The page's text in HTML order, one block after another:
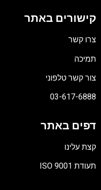
קישורים באתר
צרו קשר
תמיכה
צור קשר טלפוני
03-617-6888
דפים באתר
קצת עלינו
תעודת ISO 9001